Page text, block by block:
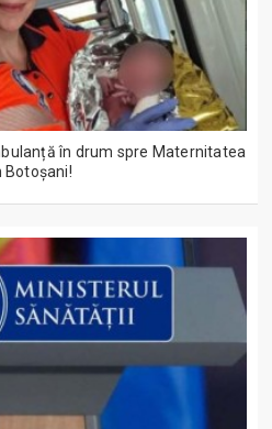
în drum spre Maternitatea
Botoșani!